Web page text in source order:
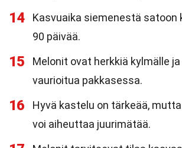
14
Kasvuaika siemenestä satoon
90 päivää.
15
Melonit ovat herkkiä kylmälle
vaurioitua pakkasessa.
16
Hyvä kastelu on tärkeää,
voi aiheuttaa juurimätää.